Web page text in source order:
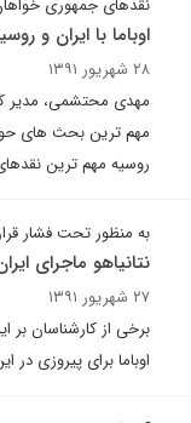
نقدهای جمهوری خواهان
اوباما با ایران و
۲۸ شهریور ۱۳۹۱
مهدی محتشمی، مدیر کل
مهم ترین بحث های
روسیه مهم ترین
به منظور تحت فشار
نتانیاهو ماجرای
۲۷ شهریور ۱۳۹۱
برخی از کارشناسان بر
اوباما برای پیروزی در